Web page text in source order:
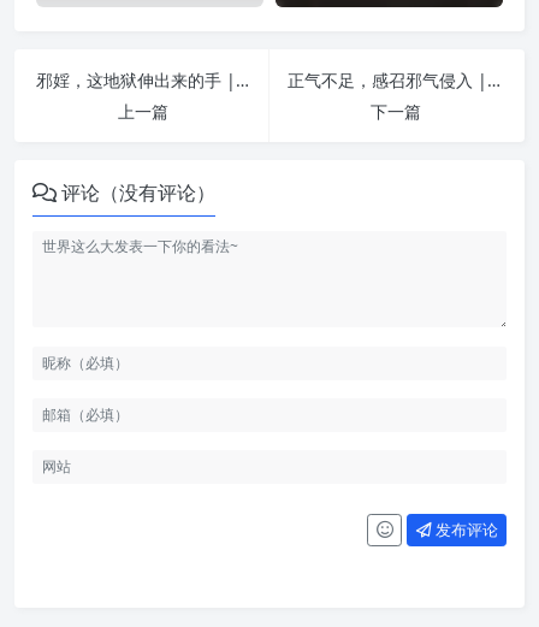
邪婬，这地狱伸出来的手 | 纵欲危害
上一篇
正气不足，感召邪气侵入 | 纵欲危害
下一篇
评论（没有评论）
发布评论